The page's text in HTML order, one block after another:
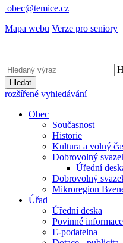
obec@temice.cz
Mapa webu Verze pro seniory
Hledat
rozšířené vyhledávání
Obec
Současnost
Historie
Kultura a volný
Dobrovolný
Úřední
Dobrovolný
Mikroregion
Úřad
Úřední deska
Povinné informace
E-podatelna